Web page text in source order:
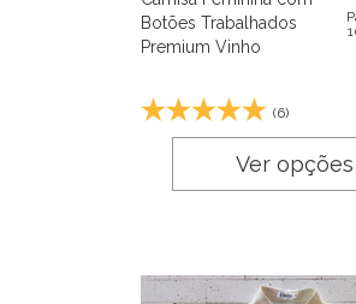
Botões Trabalhados
Premium Vinho
(6)
Ver opções